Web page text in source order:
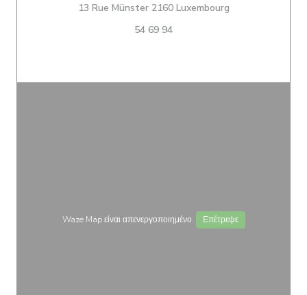
13 Rue Münster 2160 Luxembourg((ανοίγει σε
54 69 94
Waze Map είναι απενεργοποιημένο. Επέτρεψε